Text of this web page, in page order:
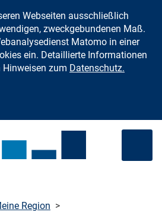
Zum Inhalt springen
Webseiten ausschließlich
zweckgebundenen Maß.
Matomo in einer
ein. Detaillierte Informationen
Hinweisen zum Datenschutz.
Region >